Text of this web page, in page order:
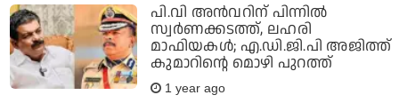
പി.വി അന്‍വറിന് പിന്നില്‍
സ്വര്‍ണക്കടത്ത്, ലഹരി
മാഫിയകള്‍; എ.ഡി.ജി.പി അജിത്ത്
കുമാറിന്റെ മൊഴി പുറത്ത്
1 year ago